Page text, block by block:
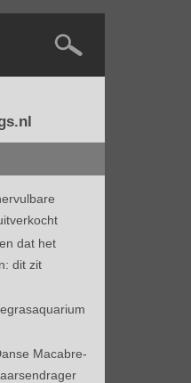
dat het
dit zit
Macabre-